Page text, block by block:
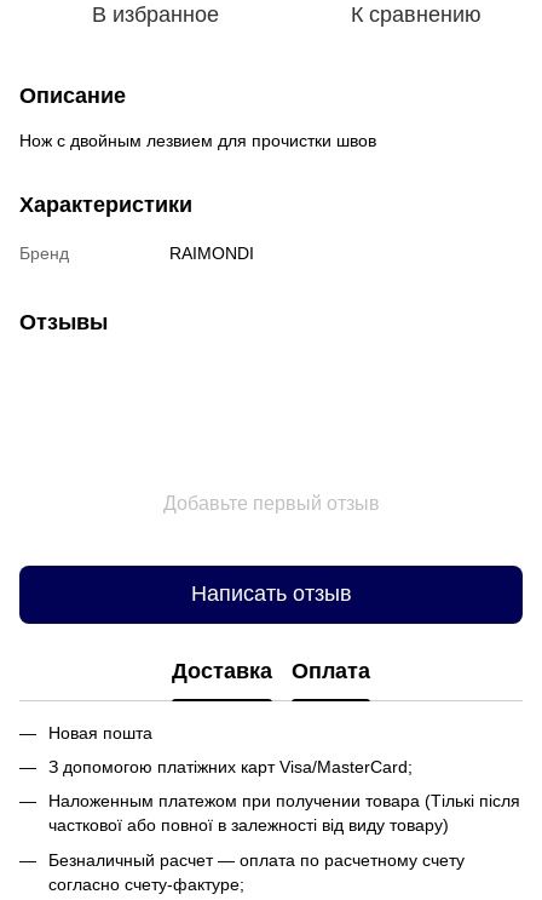
В избранное К сравнению
Описание
Нож с двойным лезвием для прочистки швов
Характеристики
Бренд RAIMONDI
Отзывы
Добавьте первый отзыв
Написать отзыв
Доставка Оплата
Новая пошта
З допомогою платіжних карт Visa/MasterCard;
Наложенным платежом при получении товара (Тількі після
часткової або повної в залежності від виду товару)
Безналичный расчет — оплата по расчетному счету
согласно счету-фактуре;